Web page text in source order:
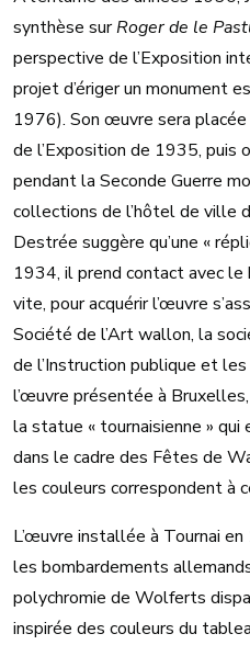
synthèse surRoger de le
perspective de l’Exposition
projet d’ériger un monument
1976). Son œuvre sera
de l’Exposition de 1935, puis
pendant la Seconde Guerre
collections de l’hôtel de ville
Destrée suggère qu’une «
1934, il prend contact avec
vite, pour acquérir l’œuvre
Société de l’Art wallon, la
de l’Instruction publique et
l’œuvre présentée à
la statue « tournaisienne »
dans le cadre des Fêtes de
les couleurs correspondent à
L’œuvre installée à Tournai
les bombardements
polychromie de Wolferts
inspirée des couleurs du